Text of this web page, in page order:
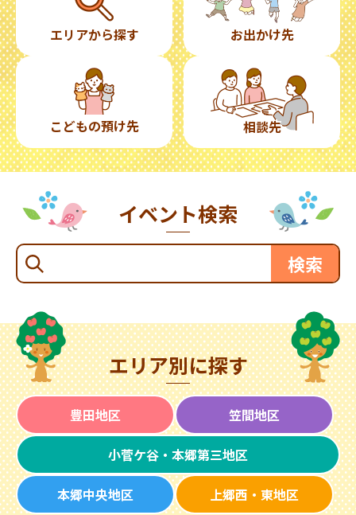
エリアから探す お出かけ先
こどもの預け先 相談先
イベント検索
エリア別に探す
豊田地区 笠間地区
小菅ケ谷・本郷第三地区
本郷中央地区 上郷西・東地区